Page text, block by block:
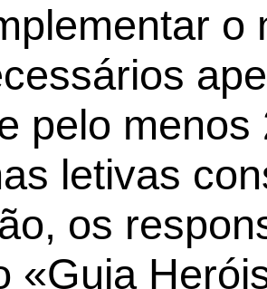
o
pelo
letivas
os
«Guia